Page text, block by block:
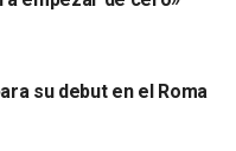
su debut en el Roma